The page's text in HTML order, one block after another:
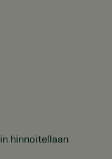
hinnoitellaan